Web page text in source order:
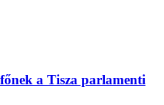
a Tisza parlamenti